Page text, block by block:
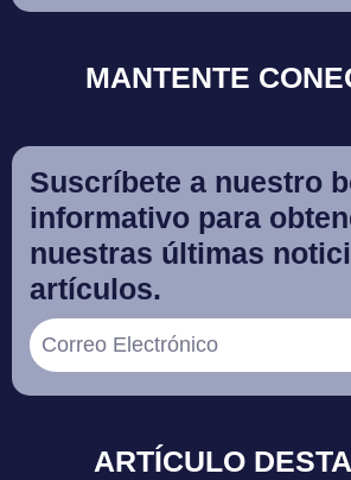
MANTENTE
Suscríbete a nuestro
informativo para
nuestras últimas
artículos.
ARTÍCULO